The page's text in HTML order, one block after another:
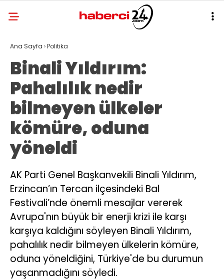
Ana Sayfa ›Politika
Binali Yıldırım:
Pahalılık nedir
bilmeyen ülkeler
kömüre, oduna
yöneldi
AK Parti Genel Başkanvekili Binali Yıldırım,
Erzincan’ın Tercan ilçesindeki Bal
Festivali’nde önemli mesajlar vererek
Avrupa'nın büyük bir enerji krizi ile karşı
karşıya kaldığını söyleyen Binali Yıldırım,
pahalılık nedir bilmeyen ülkelerin kömüre,
oduna yöneldiğini, Türkiye'de bu durumun
yaşanmadığını söyledi.